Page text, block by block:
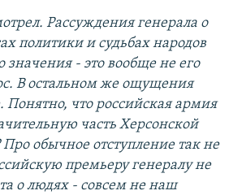
Рассуждения генерала о
политики и судьбах народов
- это вообще не его
В остальном же ощущения
что российская армия
часть Херсонской
Про обычное отступление так не
премьеру генералу не
о людях - совсем не наш